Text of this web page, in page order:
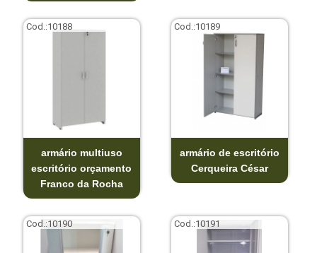
Cod.:10188
armário multiuso
escritório orçamento
Franco da Rocha
Cod.:10189
armário de escritório
Cerqueira César
Cod.:10190 Cod.:10191